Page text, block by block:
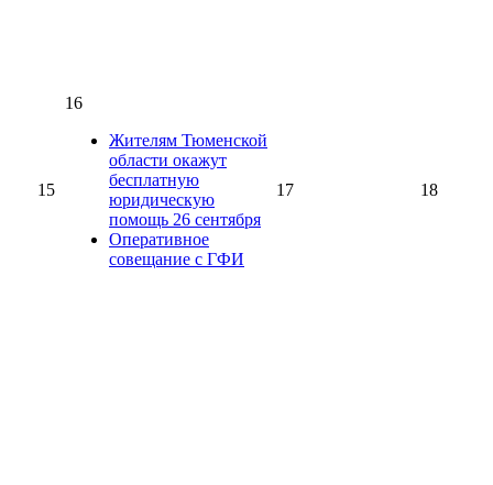
15
16
Жителям Тюменской
области окажут
бесплатную
юридическую
помощь 26 сентября
Оперативное
совещание с ГФИ
17 18